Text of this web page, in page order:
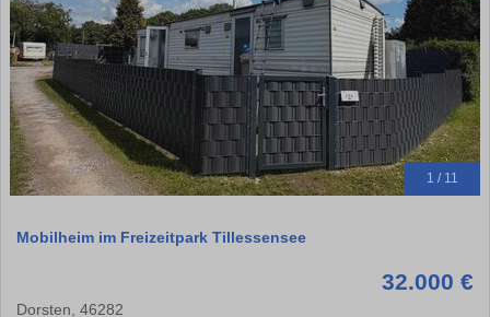
1 / 11
Mobilheim im Freizeitpark Tillessensee
32.000 €
Dorsten, 46282